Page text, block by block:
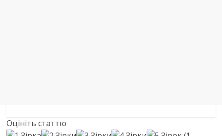
Оцініть статтю